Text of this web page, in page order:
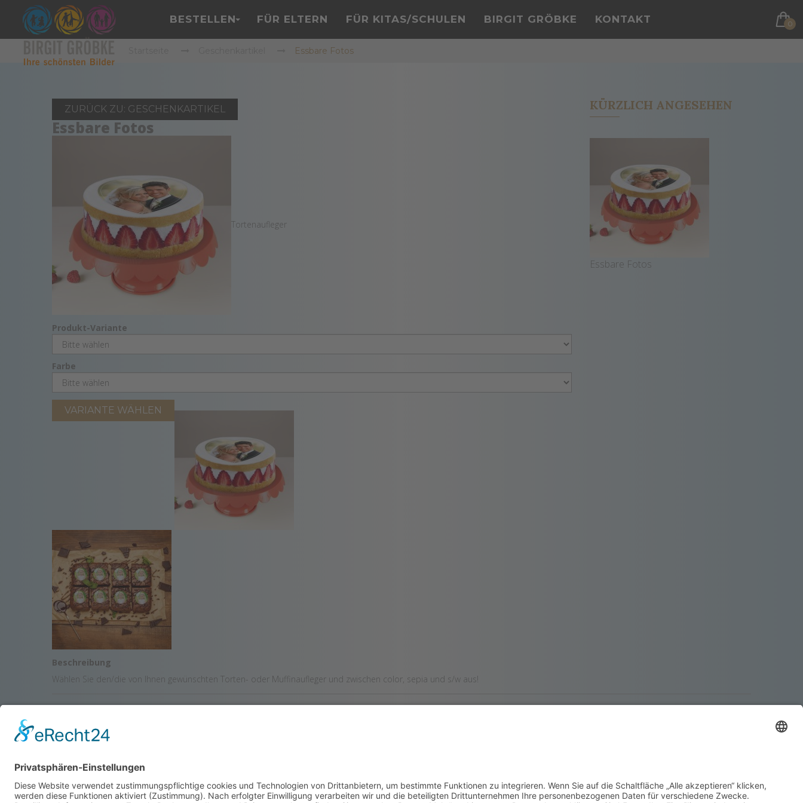
BESTELLEN FÜR ELTERN FÜR KITAS/SCHULEN BIRGIT GRÖBKE KONTAKT 0
Essbare Fotos
ZURÜCK ZU: GESCHENKARTIKEL
Essbare Fotos
Tortenaufleger
Produkt-Variante
Farbe
VARIANTE WÄHLEN
Beschreibung
Wählen Sie den/die von Ihnen gewünschten Torten- oder Muffinaufleger und zwischen color, sepia und s/w aus!
KÜRZLICH ANGESEHEN
Essbare Fotos
KONTAKTDATEN
Am Fasanenberg 48
038202 30390
IHRE SCHÖNSTEN BILDER
038202 30390
Fotografen